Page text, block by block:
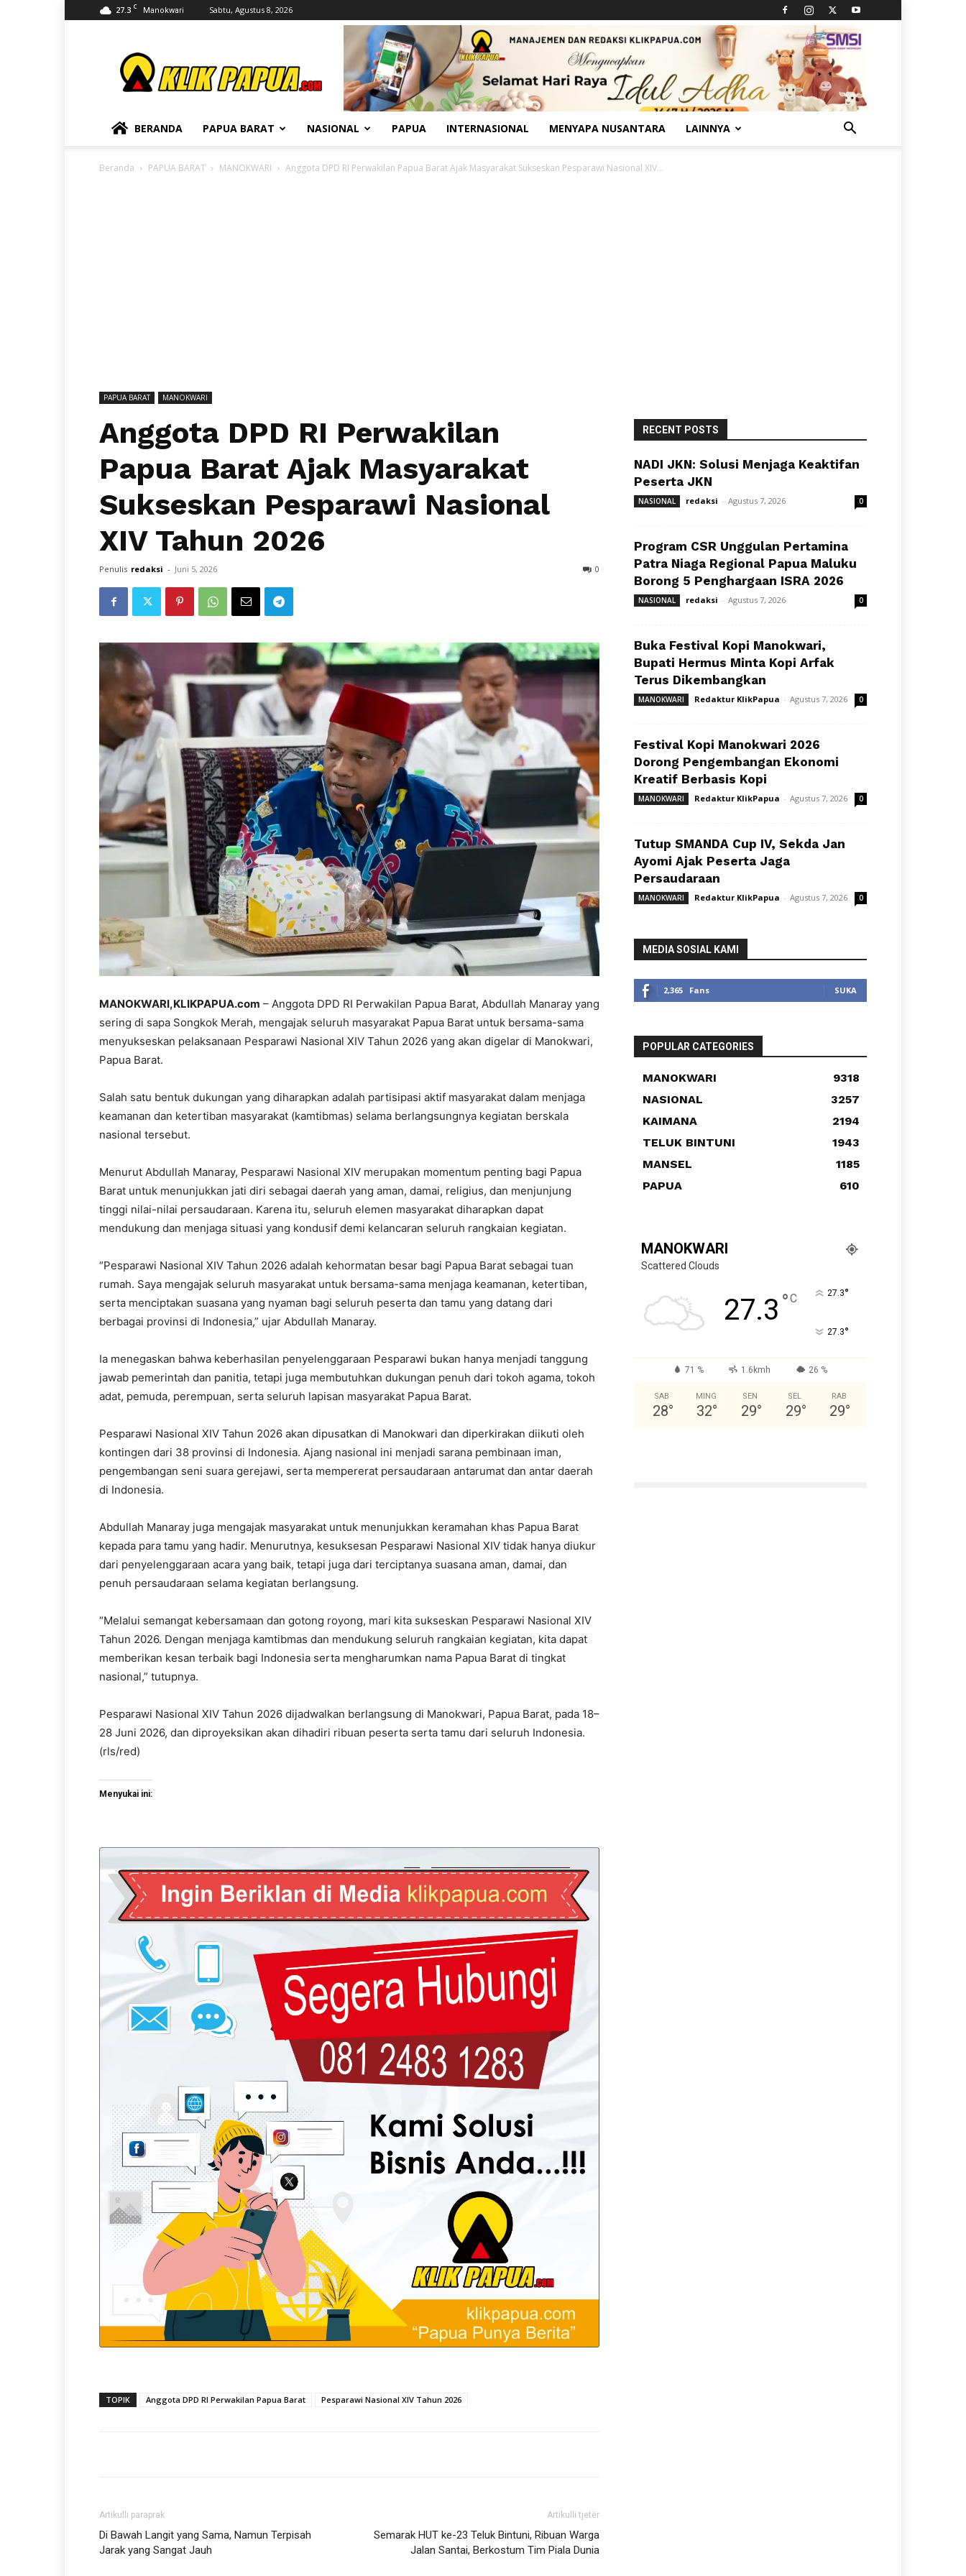
27.3 C Manokwari Sabtu, Agustus 8, 2026
BERANDA PAPUA BARAT NASIONAL PAPUA INTERNASIONAL MENYAPA NUSANTARA LAINNYA
Beranda PAPUA BARAT MANOKWARI Anggota DPD RI Perwakilan Papua Barat Ajak Masyarakat Sukseskan Pesparawi Nasional XIV...
PAPUA BARAT MANOKWARI
Anggota DPD RI Perwakilan
Papua Barat Ajak Masyarakat
Sukseskan Pesparawi Nasional
XIV Tahun 2026
Penulis redaksi - Juni 5, 2026 0
MANOKWARI,KLIKPAPUA.com – Anggota DPD RI Perwakilan Papua Barat, Abdullah Manaray yang
sering di sapa Songkok Merah, mengajak seluruh masyarakat Papua Barat untuk bersama-sama
menyukseskan pelaksanaan Pesparawi Nasional XIV Tahun 2026 yang akan digelar di Manokwari,
Papua Barat.
Salah satu bentuk dukungan yang diharapkan adalah partisipasi aktif masyarakat dalam menjaga
keamanan dan ketertiban masyarakat (kamtibmas) selama berlangsungnya kegiatan berskala
nasional tersebut.
Menurut Abdullah Manaray, Pesparawi Nasional XIV merupakan momentum penting bagi Papua
Barat untuk menunjukkan jati diri sebagai daerah yang aman, damai, religius, dan menjunjung
tinggi nilai-nilai persaudaraan. Karena itu, seluruh elemen masyarakat diharapkan dapat
mendukung dan menjaga situasi yang kondusif demi kelancaran seluruh rangkaian kegiatan.
“Pesparawi Nasional XIV Tahun 2026 adalah kehormatan besar bagi Papua Barat sebagai tuan
rumah. Saya mengajak seluruh masyarakat untuk bersama-sama menjaga keamanan, ketertiban,
serta menciptakan suasana yang nyaman bagi seluruh peserta dan tamu yang datang dari
berbagai provinsi di Indonesia,” ujar Abdullah Manaray.
Ia menegaskan bahwa keberhasilan penyelenggaraan Pesparawi bukan hanya menjadi tanggung
jawab pemerintah dan panitia, tetapi juga membutuhkan dukungan penuh dari tokoh agama, tokoh
adat, pemuda, perempuan, serta seluruh lapisan masyarakat Papua Barat.
Pesparawi Nasional XIV Tahun 2026 akan dipusatkan di Manokwari dan diperkirakan diikuti oleh
kontingen dari 38 provinsi di Indonesia. Ajang nasional ini menjadi sarana pembinaan iman,
pengembangan seni suara gerejawi, serta mempererat persaudaraan antarumat dan antar daerah
di Indonesia.
Abdullah Manaray juga mengajak masyarakat untuk menunjukkan keramahan khas Papua Barat
kepada para tamu yang hadir. Menurutnya, kesuksesan Pesparawi Nasional XIV tidak hanya diukur
dari penyelenggaraan acara yang baik, tetapi juga dari terciptanya suasana aman, damai, dan
penuh persaudaraan selama kegiatan berlangsung.
“Melalui semangat kebersamaan dan gotong royong, mari kita sukseskan Pesparawi Nasional XIV
Tahun 2026. Dengan menjaga kamtibmas dan mendukung seluruh rangkaian kegiatan, kita dapat
memberikan kesan terbaik bagi Indonesia serta mengharumkan nama Papua Barat di tingkat
nasional,” tutupnya.
Pesparawi Nasional XIV Tahun 2026 dijadwalkan berlangsung di Manokwari, Papua Barat, pada 18–
28 Juni 2026, dan diproyeksikan akan dihadiri ribuan peserta serta tamu dari seluruh Indonesia.
(rls/red)
Menyukai ini:
TOPIK Anggota DPD RI Perwakilan Papua Barat Pesparawi Nasional XIV Tahun 2026
Artikulli paraprak
Di Bawah Langit yang Sama, Namun Terpisah
Jarak yang Sangat Jauh
Artikulli tjetër
Semarak HUT ke-23 Teluk Bintuni, Ribuan Warga
Jalan Santai, Berkostum Tim Piala Dunia
RECENT POSTS
NADI JKN: Solusi Menjaga Keaktifan
Peserta JKN
NASIONAL redaksi - Agustus 7, 2026 0
Program CSR Unggulan Pertamina
Patra Niaga Regional Papua Maluku
Borong 5 Penghargaan ISRA 2026
NASIONAL redaksi - Agustus 7, 2026 0
Buka Festival Kopi Manokwari,
Bupati Hermus Minta Kopi Arfak
Terus Dikembangkan
MANOKWARI Redaktur KlikPapua - Agustus 7, 2026 0
Festival Kopi Manokwari 2026
Dorong Pengembangan Ekonomi
Kreatif Berbasis Kopi
MANOKWARI Redaktur KlikPapua - Agustus 7, 2026 0
Tutup SMANDA Cup IV, Sekda Jan
Ayomi Ajak Peserta Jaga
Persaudaraan
MANOKWARI Redaktur KlikPapua - Agustus 7, 2026 0
MEDIA SOSIAL KAMI
2,365 Fans SUKA
POPULAR CATEGORIES
MANOKWARI
9318
NASIONAL
3257
KAIMANA
2194
TELUK BINTUNI
1943
MANSEL
1185
PAPUA
610
MANOKWARI
Scattered Clouds
27.3 °C 27.3°
27.3°
71 % 1.6kmh 26 %
SAB
28°
MING
32°
SEN
29°
SEL
29°
RAB
29°